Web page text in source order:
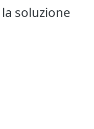
soluzione